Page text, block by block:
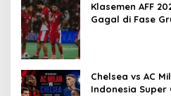
Klasemen AFF
Gagal di Fase
Chelsea vs AC
Indonesia Super